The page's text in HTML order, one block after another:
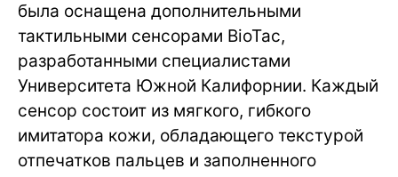
была оснащена дополнительными
тактильными сенсорами BioTac,
разработанными специалистами
Университета Южной Калифорнии. Каждый
сенсор состоит из мягкого, гибкого
имитатора кожи, обладающего текстурой
отпечатков пальцев и заполненного